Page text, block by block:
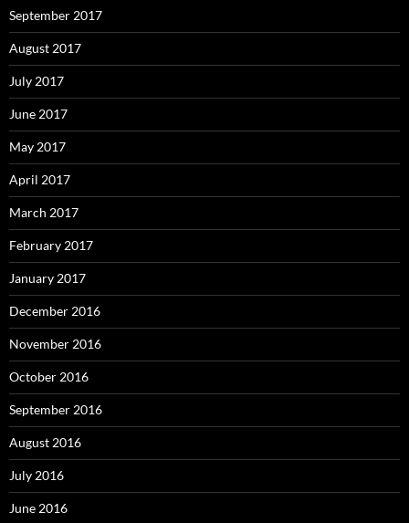
September 2017
August 2017
July 2017
June 2017
May 2017
April 2017
March 2017
February 2017
January 2017
December 2016
November 2016
October 2016
September 2016
August 2016
July 2016
June 2016